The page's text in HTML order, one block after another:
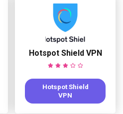
Hotspot Shield VPN
Hotspot Shield
VPN